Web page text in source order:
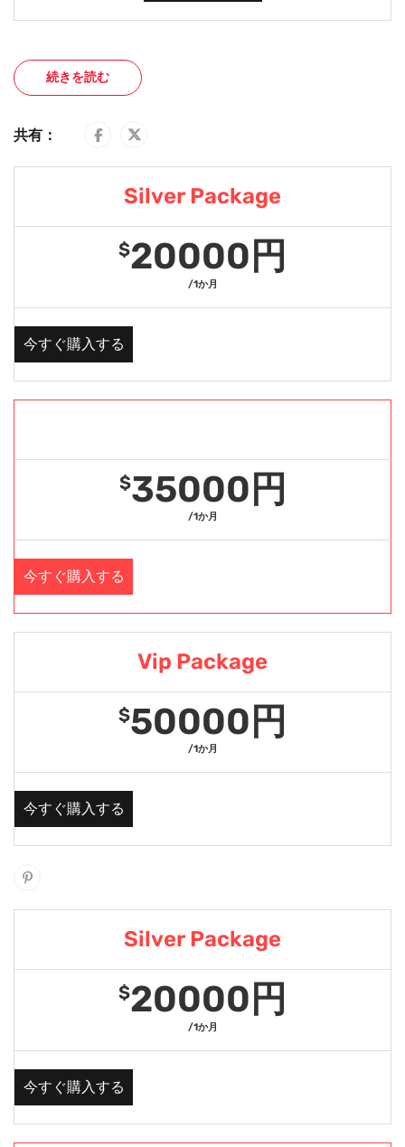
続きを読む
共有：
Silver Package
$20000円
/1か月
今すぐ購入する
$35000円
/1か月
今すぐ購入する
Vip Package
$50000円
/1か月
今すぐ購入する
Silver Package
$20000円
/1か月
今すぐ購入する